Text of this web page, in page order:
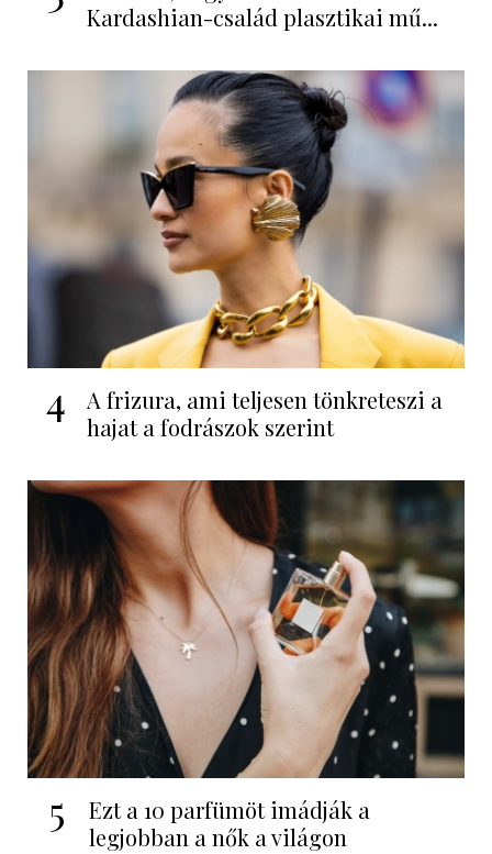
Kardashian-család plasztikai mű...
4
A frizura, ami teljesen tönkreteszi a
hajat a fodrászok szerint
5
Ezt a 10 parfümöt imádják a
legjobban a nők a világon